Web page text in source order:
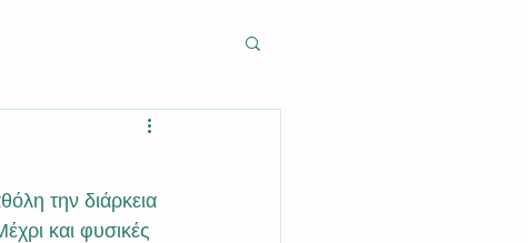
και φυσικές